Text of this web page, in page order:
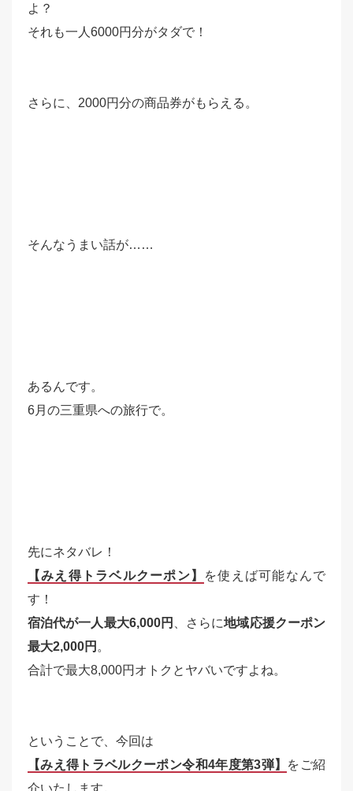
よ？
それも一人6000円分がタダで！
さらに、2000円分の商品券がもらえる。
そんなうまい話が……
あるんです。
6月の三重県への旅行で。
先にネタバレ！
【みえ得トラベルクーポン】
を使えば可能なんで
す！
宿泊代が一人最大6,000円
、さらに地域応援クーポン
最大2,000円 。
合計で最大8,000円オトクとヤバいですよね。
ということで、今回は
【みえ得トラベルクーポン令和4年度第3弾】 をご紹
介いたします。